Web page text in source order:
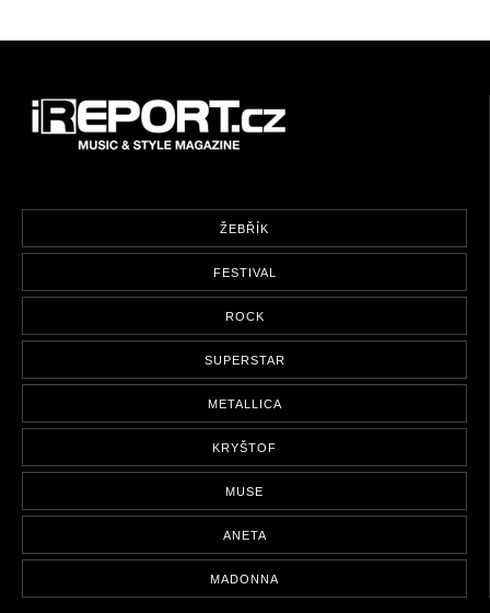
ŽEBŘÍK
FESTIVAL
ROCK
SUPERSTAR
METALLICA
KRYŠTOF
MUSE
ANETA
MADONNA